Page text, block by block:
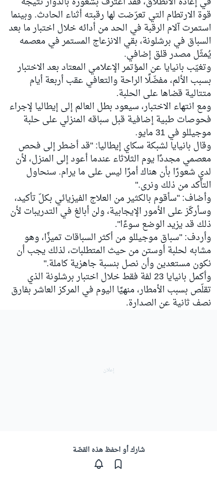
قوة الارتطام التي تعرّضت لها رقبته أثناء الحادث. وبينما
استمرت آلام الرقبة في الحد من أدائه خلال اختبار ما بعد
السباق في برشلونة، بقي الانزعاج المستمر في معصمه
يُمثّل مصدر قلق إضافي.
وتغيّب بانيايا عن المؤتمر الإعلامي المعتاد بعد الاختبار
بسبب الألم، مفضّلًا الراحة والتعافي عقب أربعة أيام
متتالية قضاها على الحلبة.
ومع انتهاء الاختبار، سيعود بطل العالم إلى إيطاليا لإجراء
فحوصات طبية إضافية قبل سباقه المنزلي على حلبة
موجيللو في 31 مايو.
وقال بانيايا لشبكة سكاي إيطاليا: "قد أضطر إلى فحص
معصمي مجددًا يوم الثلاثاء عندما أعود إلى المنزل، لأن
لدي شعورًا بأن هناك أمرًا ليس على ما يرام. سنحاول
التأكد من ذلك ونرى."
وأضاف: "سأقوم بالكثير من العلاج الفيزيائي بكلّ تأكيد،
وسأركّز على الأمور الإيجابية، ولن أبالغ في التدريبات لأن
ذلك قد يزيد الوضع سوءًا".
وأردف: "سباق موجيللو من أكثر السباقات تميزًا، وهو
مشابه لحلبة أوستن من حيث المتطلبات، لذلك يجب أن
نكون مستعدين وأن نصل بنسبة جاهزية كاملة."
وأكمل بانيايا 23 لفة فقط خلال اختبار برشلونة الذي
تقلّص بسبب الأمطار، منهيًا اليوم في المركز العاشر بفارق
نصف ثانية عن الصدارة.
شارك أو احفظ هذه القصّة